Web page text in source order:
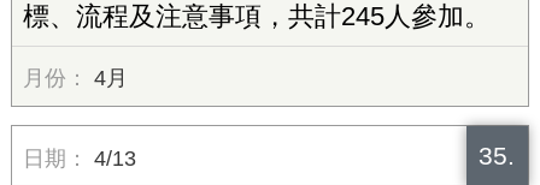
標、流程及注意事項，共計245人參加。
4月
35.
4/13